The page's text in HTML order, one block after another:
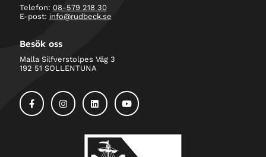
Telefon: 08-579 218 30
E-post: info@rudbeck.se
Besök oss
Malla Silfverstolpes Väg 3
192 51 SOLLENTUNA